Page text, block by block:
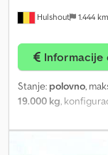
Hulshout 1.444 km
Informacije
Stanje: polovno,
19.000 kg,
Novi tehnički
zaključavanje